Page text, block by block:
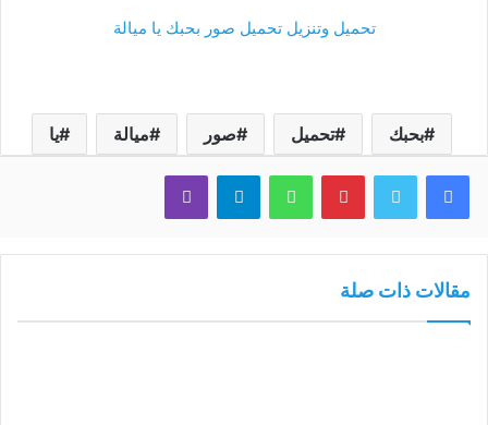
تحميل وتنزيل تحميل صور بحبك يا ميالة
بحبك تحميل صور ميالة يا
فيسبوك تويتر بينتيريستواتساب تيلقرام ڤايبر
مقالات ذات صلة